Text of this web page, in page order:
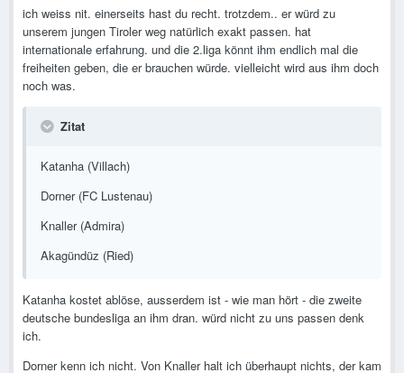
ich weiss nit. einerseits hast du recht. trotzdem.. er würd zu
unserem jungen Tiroler weg natürlich exakt passen. hat
internationale erfahrung. und die 2.liga könnt ihm endlich mal die
freiheiten geben, die er brauchen würde. vielleicht wird aus ihm doch
noch was.
Zitat
Katanha (Villach)
Dorner (FC Lustenau)
Knaller (Admira)
Akagündüz (Ried)
Katanha kostet ablöse, ausserdem ist - wie man hört - die zweite
deutsche bundesliga an ihm dran. würd nicht zu uns passen denk
ich.
Dorner kenn ich nicht. Von Knaller halt ich überhaupt nichts, der kam